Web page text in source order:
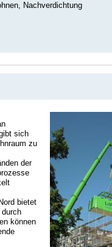
Nachverdichtung
sich
zu
der
bietet
können